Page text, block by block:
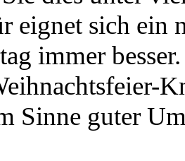
eignet sich ein
immer
Sinne guter